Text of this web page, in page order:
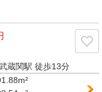
蔵関駅徒歩13分